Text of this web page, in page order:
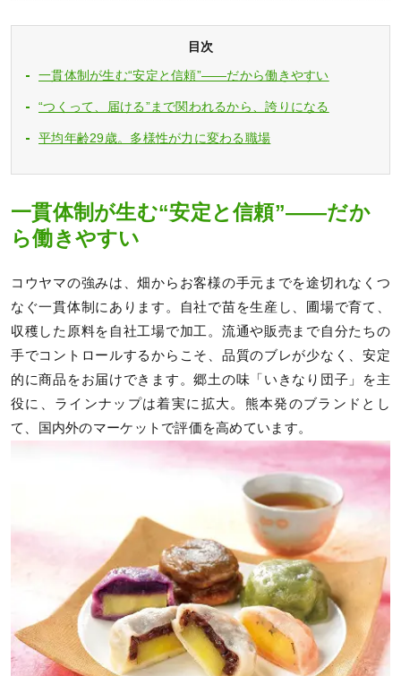
目次
一貫体制が生む“安定と信頼”——だから働きやすい
“つくって、届ける”まで関われるから、誇りになる
平均年齢29歳。多様性が力に変わる職場
一貫体制が生む“安定と信頼”——だか
ら働きやすい
コウヤマの強みは、畑からお客様の手元までを途切れなくつ
なぐ一貫体制にあります。自社で苗を生産し、圃場で育て、
収穫した原料を自社工場で加工。流通や販売まで自分たちの
手でコントロールするからこそ、品質のブレが少なく、安定
的に商品をお届けできます。郷土の味「いきなり団子」を主
役に、ラインナップは着実に拡大。熊本発のブランドとし
て、国内外のマーケットで評価を高めています。